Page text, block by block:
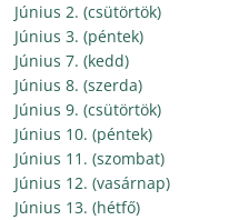
Június 2. (csütörtök)
Június 3. (péntek)
Június 7. (kedd)
Június 8. (szerda)
Június 9. (csütörtök)
Június 10. (péntek)
Június 11. (szombat)
Június 12. (vasárnap)
Június 13. (hétfő)